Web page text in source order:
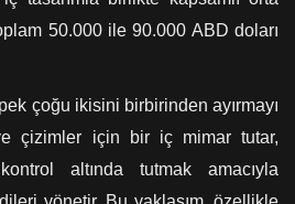
50.000 ile 90.000 ABD doları
çoğu ikisini birbirinden ayırmayı
çizimler için bir iç mimar tutar,
altında tutmak amacıyla